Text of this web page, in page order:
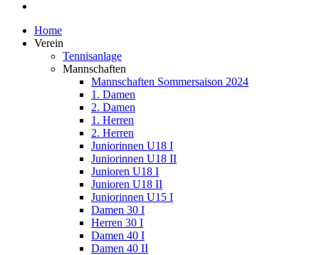
Home
Verein
Tennisanlage
Mannschaften
Mannschaften Sommersaison 2024
1. Damen
2. Damen
1. Herren
2. Herren
Juniorinnen U18 I
Juniorinnen U18 II
Junioren U18 I
Junioren U18 II
Juniorinnen U15 I
Damen 30 I
Herren 30 I
Damen 40 I
Damen 40 II